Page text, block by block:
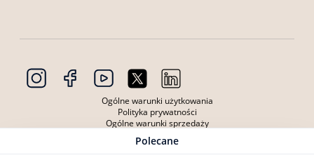
Polecane
Ogólne warunki użytkowania
Polityka prywatności
Ogólne warunki sprzedaży
Warunki korzystania z produktów
Polityka prywatności produktów